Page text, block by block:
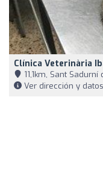
Clínica Veterinària
11,1km, Sant Sadurní
Ver dirección y